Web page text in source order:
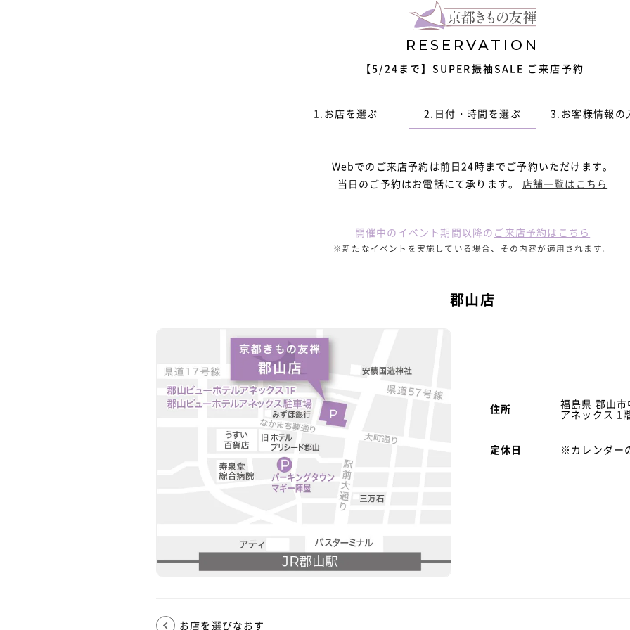
RESERVATION
【5/24まで】SUPER振袖SALE ご来店予約
1. お店を選ぶ 2. 日付・時間 を選ぶ 3. お客様情報 の
Webでのご来店予約は前日24時までご予約いただけます。
当日のご予約はお電話にて承ります。 店舗一覧はこちら
開催中のイベント期間以降の ご来店予約はこちら
※新たなイベントを実施している場合、その内容が適用されます。
郡山店
住所 福島県 郡山
アネックス 1
定休日 ※カレンダー
お店を選びなおす